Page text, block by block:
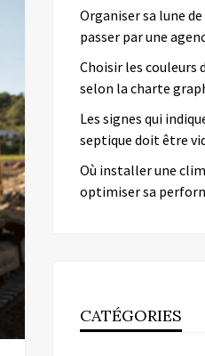
Organiser sa lune
passer par une
Choisir les couleurs
selon la charte
Les signes qui
septique doit être
Où installer une
optimiser sa
CATÉGORIES